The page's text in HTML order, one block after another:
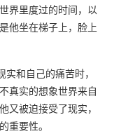
界里度过的时间，以
他坐在梯子上，脸上
和自己的痛苦时，
真实的想象世界来自
又被迫接受了现实，
重要性。